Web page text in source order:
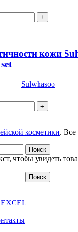
кожи
Sulwhasoo
косметики.
Поиск
чтобы увидеть
Поиск